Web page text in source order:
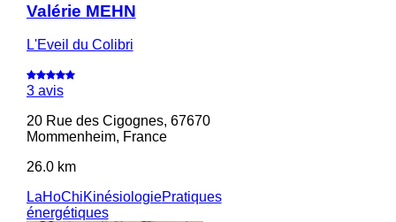
Valérie MEHN
L'Eveil du Colibri
3 avis
20 Rue des Cigognes, 67670
Mommenheim, France
26.0 km
LaHoChiKinésiologiePratiques
énergétiques